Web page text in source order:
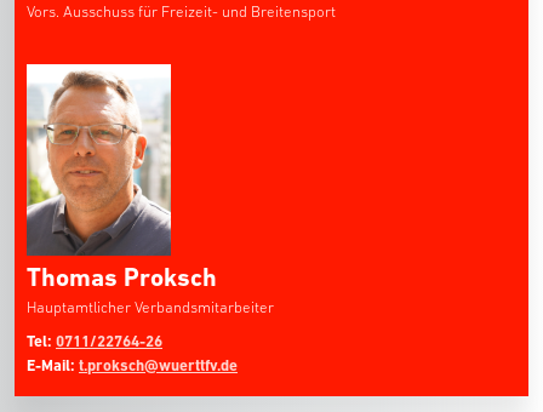
Vors. Ausschuss für Freizeit- und Breitensport
Thomas Proksch
Hauptamtlicher Verbandsmitarbeiter
Tel: 0711/22764-26
E-Mail: t.proksch@wuerttfv.de